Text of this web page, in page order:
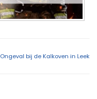
Ongeval bij de Kalkoven in Leek